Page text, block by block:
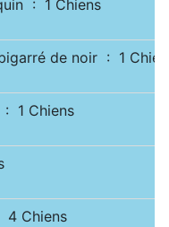
: 1 Chiens
de noir : 1
: 1 Chiens
4 Chiens